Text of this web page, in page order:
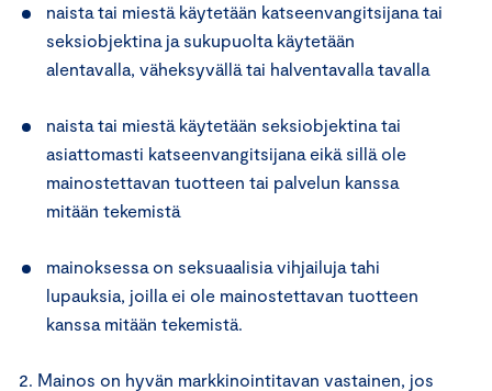
naista tai miestä käytetään katseenvangitsijana tai
seksiobjektina ja sukupuolta käytetään
alentavalla, väheksyvällä tai halventavalla tavalla
naista tai miestä käytetään seksiobjektina tai
asiattomasti katseenvangitsijana eikä sillä ole
mainostettavan tuotteen tai palvelun kanssa
mitään tekemistä
mainoksessa on seksuaalisia vihjailuja tahi
lupauksia, joilla ei ole mainostettavan tuotteen
kanssa mitään tekemistä.
2. Mainos on hyvän markkinointitavan vastainen, jos